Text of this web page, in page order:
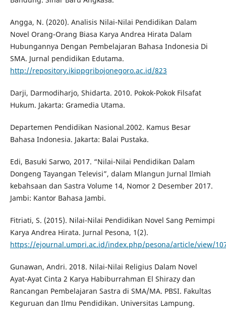
Angga, N. (2020). Analisis Nilai-Nilai Pendidikan Dalam
Novel Orang-Orang Biasa Karya Andrea Hirata Dalam
Hubungannya Dengan Pembelajaran Bahasa Indonesia Di
SMA. Jurnal pendidikan Edutama.
http://repository.ikippgribojonegoro.ac.id/823
Darji, Darmodiharjo, Shidarta. 2010. Pokok-Pokok Filsafat
Hukum. Jakarta: Gramedia Utama.
Departemen Pendidikan Nasional.2002. Kamus Besar
Bahasa Indonesia. Jakarta: Balai Pustaka.
Edi, Basuki Sarwo, 2017. “Nilai-Nilai Pendidikan Dalam
Dongeng Tayangan Televisi”, dalam Mlangun Jurnal Ilmiah
kebahsaan dan Sastra Volume 14, Nomor 2 Desember 2017.
Jambi: Kantor Bahasa Jambi.
Fitriati, S. (2015). Nilai-Nilai Pendidikan Novel Sang Pemimpi
Karya Andrea Hirata. Jurnal Pesona, 1(2).
https://ejournal.umpri.ac.id/index.php/pesona/article/view/
Gunawan, Andri. 2018. Nilai-Nilai Religius Dalam Novel
Ayat-Ayat Cinta 2 Karya Habiburrahman El Shirazy dan
Rancangan Pembelajaran Sastra di SMA/MA. PBSI. Fakultas
Keguruan dan Ilmu Pendidikan. Universitas Lampung.